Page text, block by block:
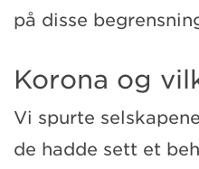
på disse
Korona og
Vi spurte
de hadde sett et